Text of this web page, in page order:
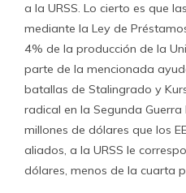
a la URSS. Lo cierto es que
mediante la Ley de
4% de la producción de la
parte de la mencionada
batallas de Stalingrado y
radical en la Segunda
millones de dólares que los
aliados, a la URSS le
dólares, menos de la cuarta